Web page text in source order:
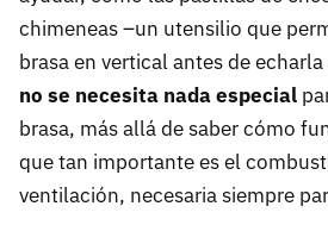
chimeneas –un utensilio que
brasa en vertical antes de
no se necesita nada especial
brasa, más allá de saber cómo
que tan importante es el
ventilación, necesaria siempre